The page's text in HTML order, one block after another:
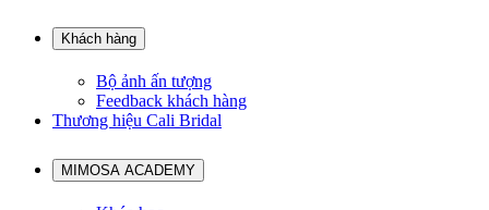
Khách hàng
Bộ ảnh ấn tượng
Feedback khách hàng
Thương hiệu Cali Bridal
MIMOSA ACADEMY